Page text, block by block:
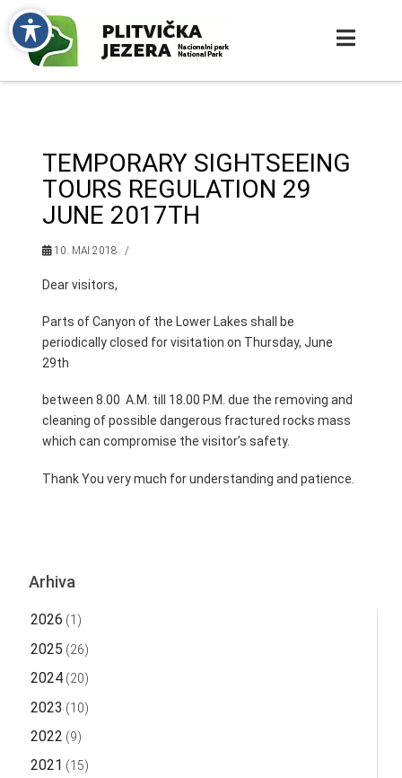
TEMPORARY SIGHTSEEING
TOURS REGULATION 29
JUNE 2017TH
10. MAI 2018.
Dear visitors,
Parts of Canyon of the Lower Lakes shall be
periodically closed for visitation on Thursday, June
29th
between 8.00 A.M. till 18.00 P.M. due the removing and
cleaning of possible dangerous fractured rocks mass
which can compromise the visitor’s safety.
Thank You very much for understanding and patience.
Arhiva
2026 (1)
2025 (26)
2024(20)
2023 (10)
2022 (9)
2021 (15)